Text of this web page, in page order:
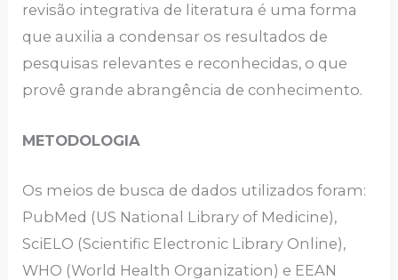
revisão integrativa de literatura é uma forma
que auxilia a condensar os resultados de
pesquisas relevantes e reconhecidas, o que
provê grande abrangência de conhecimento.
METODOLOGIA
Os meios de busca de dados utilizados foram:
PubMed (US National Library of Medicine),
SciELO (Scientific Electronic Library Online),
WHO (World Health Organization) e EEAN